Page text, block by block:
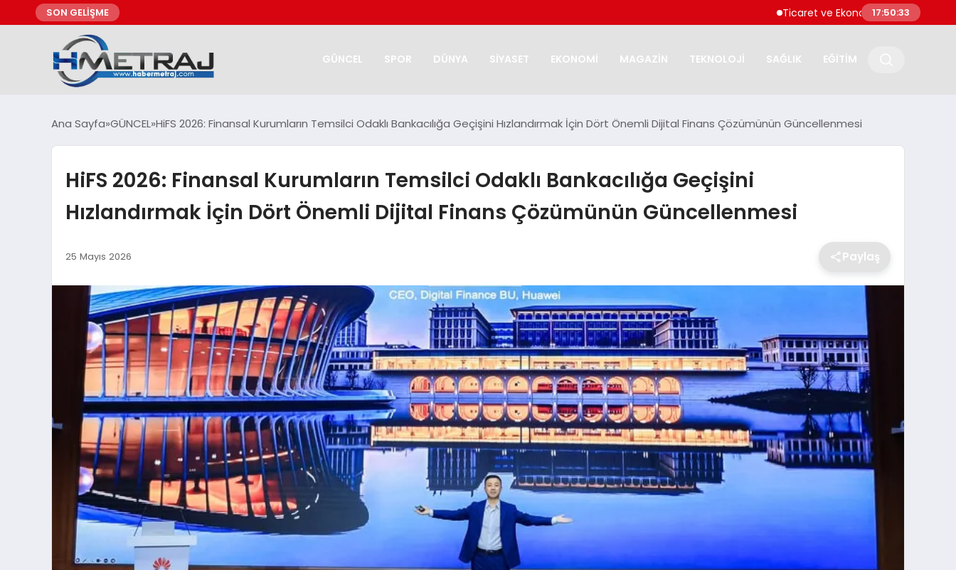
SON GELİŞME Ticaret ve Ekonomik Kulübü Genel Başkanı
17:50:34
GÜNCEL SPOR DÜNYA SİYASET EKONOMİ MAGAZİN TEKNOLOJİ SAĞLIK EĞİTİM
Ana Sayfa GÜNCEL HiFS 2026: Finansal Kurumların Temsilci Odaklı Bankacılığa Geçişini Hızlandırmak İçin Dört Önemli Dijital Finans Çözümünün Güncellenmesi
HiFS 2026: Finansal Kurumların Temsilci Odaklı Bankacılığa Geçişini
Hızlandırmak İçin Dört Önemli Dijital Finans Çözümünün Güncellenmesi
25 Mayıs 2026 Paylaş